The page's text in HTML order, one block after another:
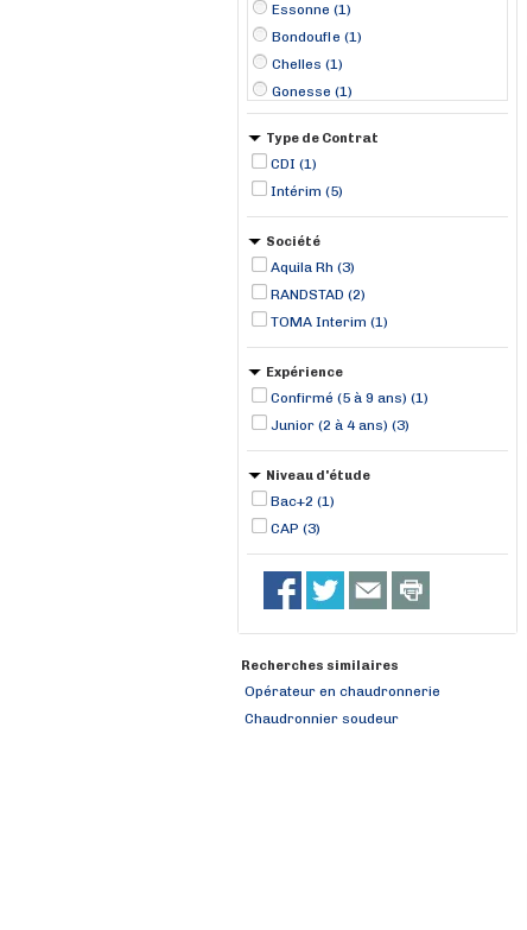
Essonne (1)
Bondoufle (1)
Chelles (1)
Gonesse (1)
La Grande-Paroisse (1)
Les Pavillons-sous-Bois (1)
Nemours (1)
Type de Contrat
CDI (1)
Intérim (5)
Société
Aquila Rh (3)
RANDSTAD (2)
TOMA Interim (1)
Expérience
Confirmé (5 à 9 ans) (1)
Junior (2 à 4 ans) (3)
Niveau d'étude
Bac+2 (1)
CAP (3)
Recherches similaires
Opérateur en chaudronnerie
Chaudronnier soudeur